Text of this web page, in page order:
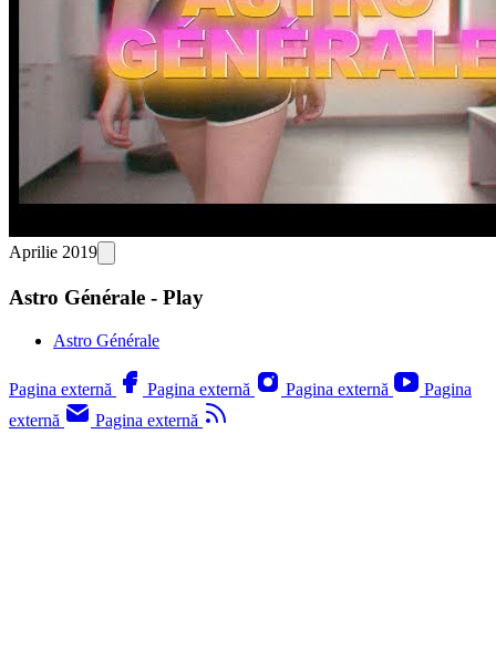
Aprilie 2019
Astro Générale - Play
Astro Générale
Pagina externă Pagina externă Pagina externă
Pagina
externă
Pagina externă